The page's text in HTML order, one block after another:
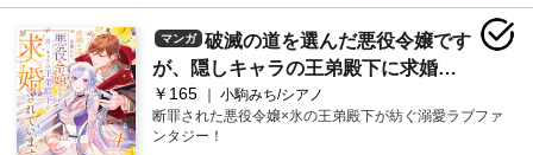
マンガ
破滅の道を選んだ悪役令嬢です
が、隠しキャラの王弟殿下に求婚さ
れています４
￥165
小駒みち/シアノ
断罪された悪役令嬢×氷の王弟殿下が紡ぐ溺愛ラブファ
ンタジー！